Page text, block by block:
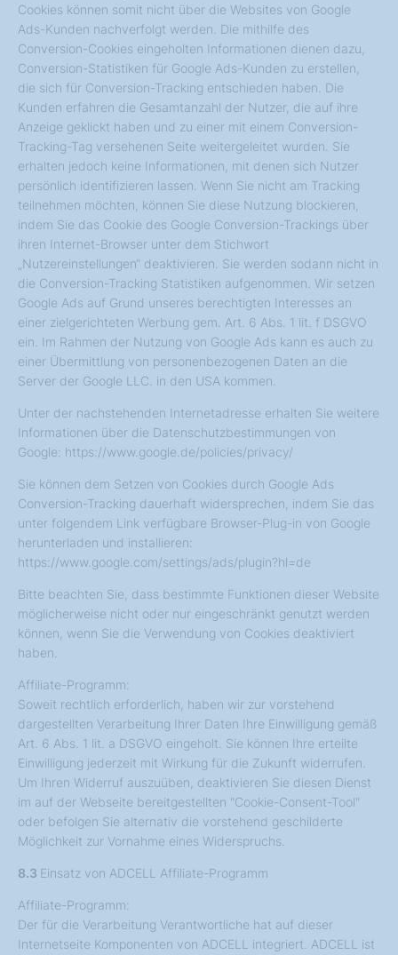
Cookies können somit nicht über die Websites von Google
Ads-Kunden nachverfolgt werden. Die mithilfe des
Conversion-Cookies eingeholten Informationen dienen dazu,
Conversion-Statistiken für Google Ads-Kunden zu erstellen,
die sich für Conversion-Tracking entschieden haben. Die
Kunden erfahren die Gesamtanzahl der Nutzer, die auf ihre
Anzeige geklickt haben und zu einer mit einem Conversion-
Tracking-Tag versehenen Seite weitergeleitet wurden. Sie
erhalten jedoch keine Informationen, mit denen sich Nutzer
persönlich identifizieren lassen. Wenn Sie nicht am Tracking
teilnehmen möchten, können Sie diese Nutzung blockieren,
indem Sie das Cookie des Google Conversion-Trackings über
ihren Internet-Browser unter dem Stichwort
„Nutzereinstellungen“ deaktivieren. Sie werden sodann nicht in
die Conversion-Tracking Statistiken aufgenommen. Wir setzen
Google Ads auf Grund unseres berechtigten Interesses an
einer zielgerichteten Werbung gem. Art. 6 Abs. 1 lit. f DSGVO
ein. Im Rahmen der Nutzung von Google Ads kann es auch zu
einer Übermittlung von personenbezogenen Daten an die
Server der Google LLC. in den USA kommen.
Unter der nachstehenden Internetadresse erhalten Sie weitere
Informationen über die Datenschutzbestimmungen von
Google: https://www.google.de/policies/privacy/
Sie können dem Setzen von Cookies durch Google Ads
Conversion-Tracking dauerhaft widersprechen, indem Sie das
unter folgendem Link verfügbare Browser-Plug-in von Google
herunterladen und installieren:
https://www.google.com/settings/ads/plugin?hl=de
Bitte beachten Sie, dass bestimmte Funktionen dieser Website
möglicherweise nicht oder nur eingeschränkt genutzt werden
können, wenn Sie die Verwendung von Cookies deaktiviert
haben.
Affiliate-Programm:
Soweit rechtlich erforderlich, haben wir zur vorstehend
dargestellten Verarbeitung Ihrer Daten Ihre Einwilligung gemäß
Art. 6 Abs. 1 lit. a DSGVO eingeholt. Sie können Ihre erteilte
Einwilligung jederzeit mit Wirkung für die Zukunft widerrufen.
Um Ihren Widerruf auszuüben, deaktivieren Sie diesen Dienst
im auf der Webseite bereitgestellten "Cookie-Consent-Tool"
oder befolgen Sie alternativ die vorstehend geschilderte
Möglichkeit zur Vornahme eines Widerspruchs.
8.3 Einsatz von ADCELL Affiliate-Programm
Affiliate-Programm:
Der für die Verarbeitung Verantwortliche hat auf dieser
Internetseite Komponenten von ADCELL integriert. ADCELL ist